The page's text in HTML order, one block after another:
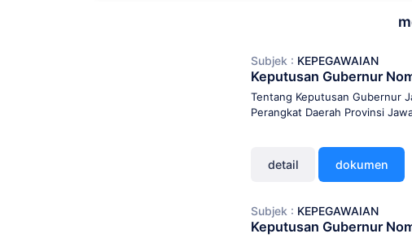
Subjek : KEPEGAWAIAN
Keputusan Gubernur
Tentang Keputusan Gubernur
Perangkat Daerah Provinsi
detail dokumen
Subjek : KEPEGAWAIAN
Keputusan Gubernur